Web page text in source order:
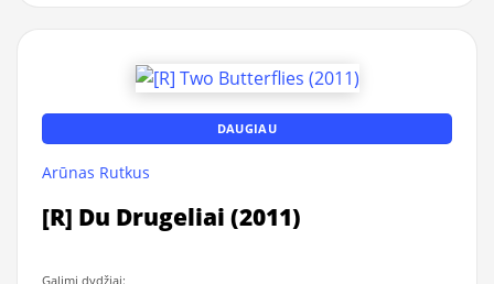
DAUGIAU
Arūnas Rutkus
[R] Du Drugeliai (2011)
Galimi dydžiai: